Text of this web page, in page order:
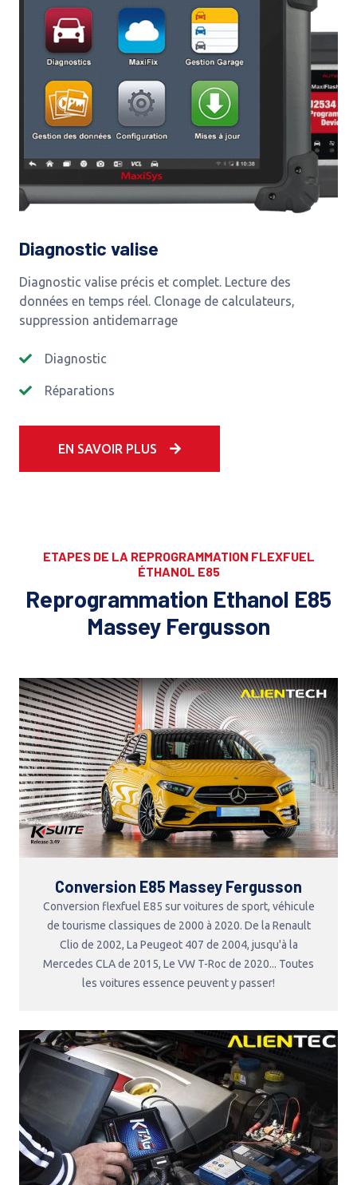
Diagnostic valise
Diagnostic valise précis et complet. Lecture des
données en temps réel. Clonage de calculateurs,
suppression antidemarrage
Diagnostic
Réparations
EN SAVOIR PLUS
ETAPES DE LA REPROGRAMMATION FLEXFUEL
ÉTHANOL E85
Reprogrammation Ethanol E85
Massey Fergusson
Conversion E85 Massey Fergusson
Conversion flexfuel E85 sur voitures de sport, véhicule
de tourisme classiques de 2000 à 2020. De la Renault
Clio de 2002, La Peugeot 407 de 2004, jusqu'à la
Mercedes CLA de 2015, Le VW T-Roc de 2020... Toutes
les voitures essence peuvent y passer!